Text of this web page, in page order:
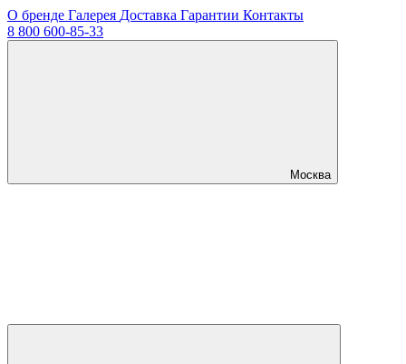
О бренде Галерея Доставка Гарантии Контакты
8 800 600-85-33
Москва